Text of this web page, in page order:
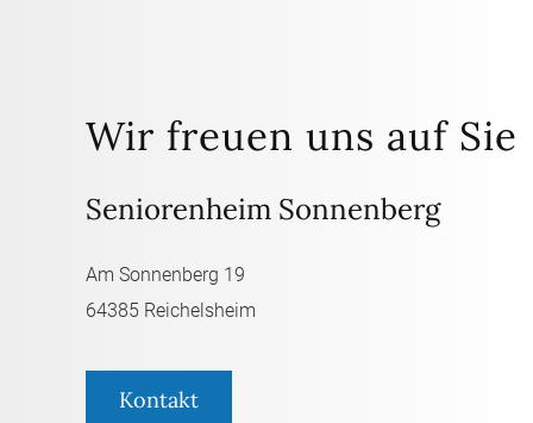
Wir freuen uns auf Sie
Seniorenheim Sonnenberg
Am Sonnenberg 19
64385 Reichelsheim
Kontakt